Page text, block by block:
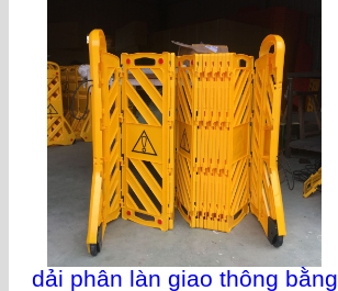
dải phân làn giao thông bằng